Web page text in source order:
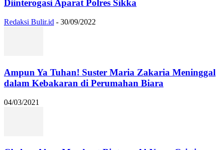
Diinterogasi Aparat Polres Sikka
Redaksi Bulir.id - 30/09/2022
Ampun Ya Tuhan! Suster Maria Zakaria Meninggal
dalam Kebakaran di Perumahan Biara
04/03/2021